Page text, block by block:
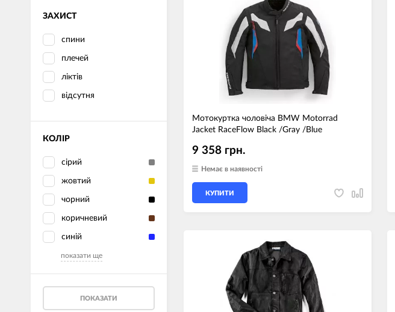
ЗАХИСТ
спини
плечей
ліктів
відсутня
КОЛІР
сірий
жовтий
чорний
коричневий
синій
показати ще
ПОКАЗАТИ
Мотокуртка чоловіча BMW Motorrad
Jacket RaceFlow Black /Gray /Blue
9 358 грн.
Немає в наявності
КУПИТИ